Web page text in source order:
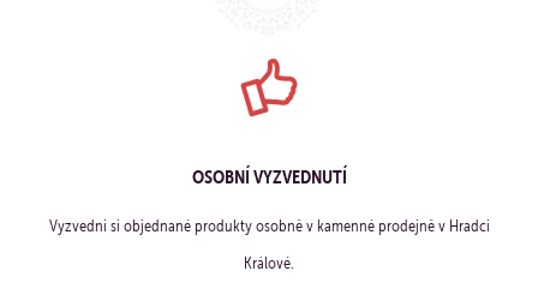
OSOBNÍ VYZVEDNUTÍ
Vyzvedni si objednané produkty osobně v kamenné prodejně v Hradci
Králové.